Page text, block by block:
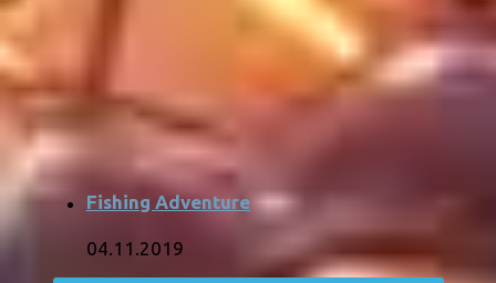
Fishing Adventure
04.11.2019